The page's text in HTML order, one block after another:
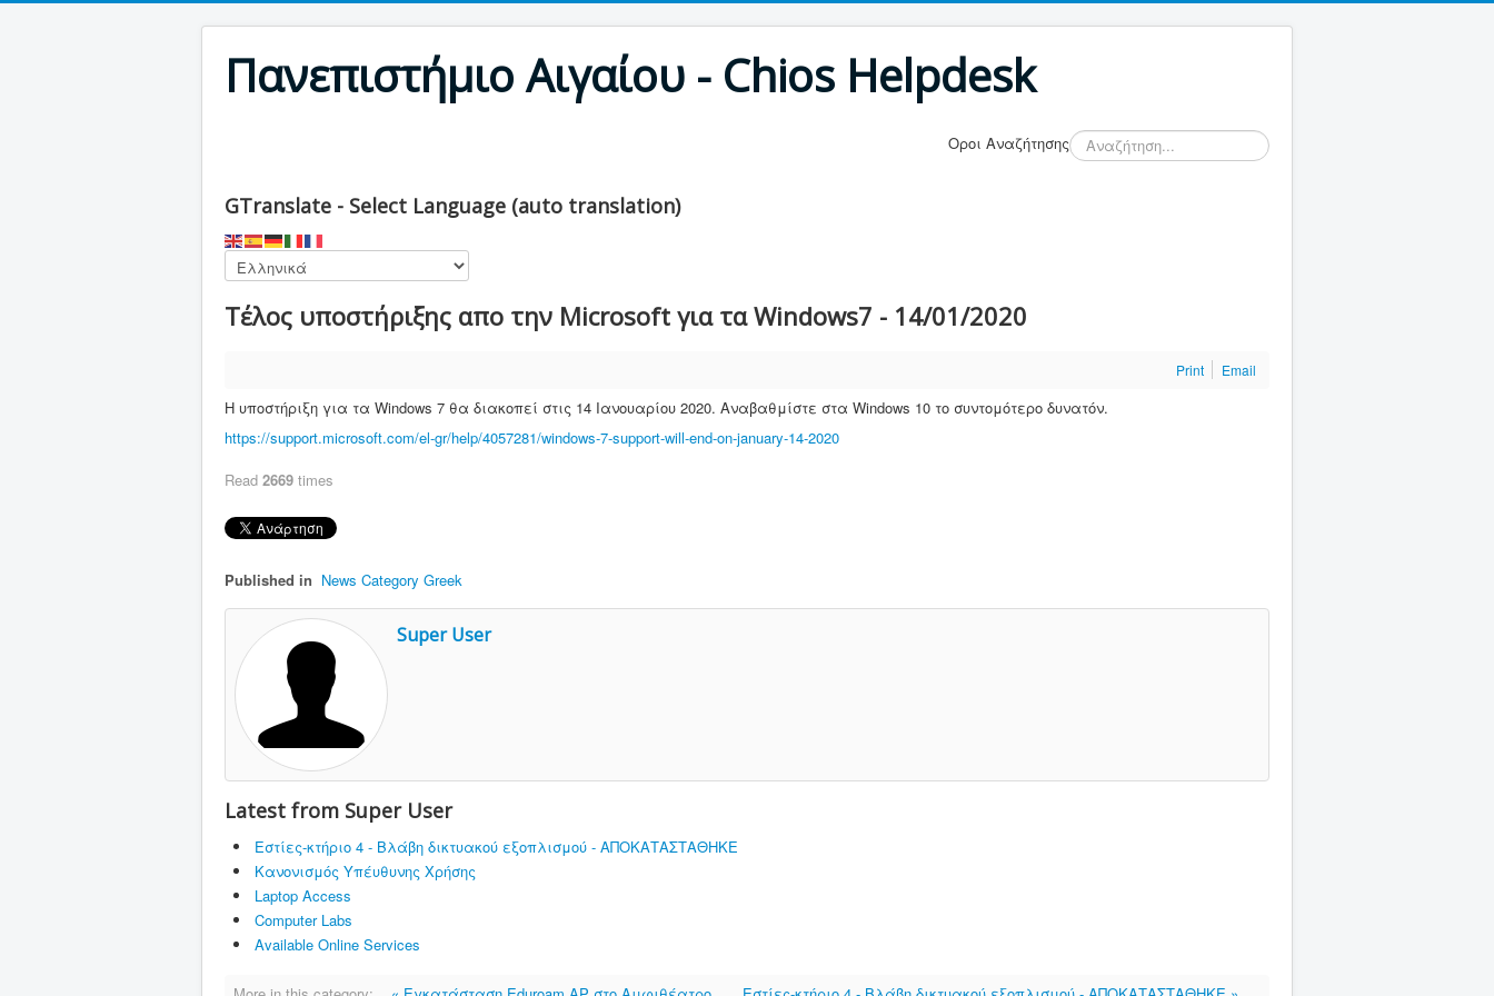
Πανεπιστήμιο Αιγαίου - Chios Helpdesk
Οροι Αναζήτησης
GTranslate - Select Language (auto translation)
Τέλος υποστήριξης απο την Microsoft για τα Windows7 - 14/01/2020
Print Email
Η υποστήριξη για τα Windows 7 θα διακοπεί στις 14 Ιανουαρίου 2020. Αναβαθμίστε στα Windows 10 το συντομότερο δυνατόν.
https://support.microsoft.com/el-gr/help/4057281/windows-7-support-will-end-on-january-14-2020
Read 2669 times
Published in News Category Greek
Super User
Latest from Super User
Εστίες-κτήριο 4 - Βλάβη δικτυακού εξοπλισμού - ΑΠΟΚΑΤΑΣΤΑΘΗΚΕ
Κανονισμός Υπέυθυνης Χρήσης
Laptop Access
Computer Labs
Available Online Services